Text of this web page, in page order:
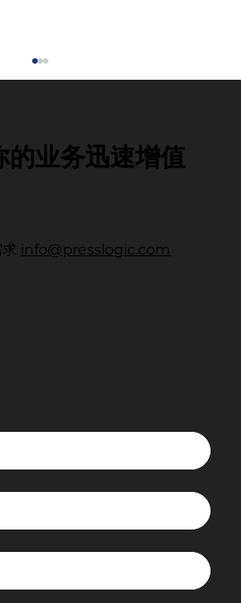
info@presslogic.com
的业务迅速增值